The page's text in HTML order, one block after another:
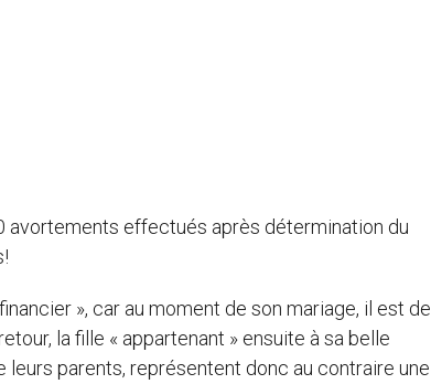
avortements effectués après détermination du
», car au moment de son mariage, il est de
la fille « appartenant » ensuite à sa belle
parents, représentent donc au contraire une